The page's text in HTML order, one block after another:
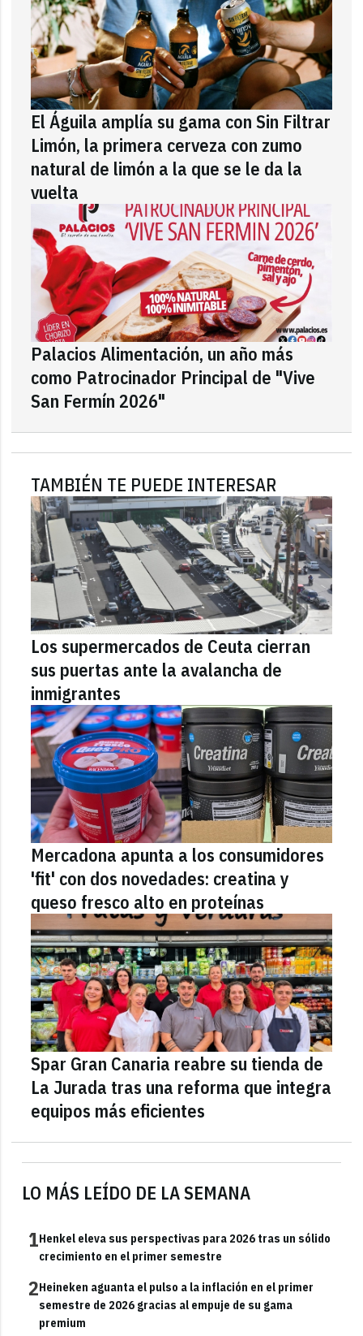
LO MÁS LEÍDO DE LA SEMANA
1Henkel eleva sus perspectivas para 2026 tras un sólido
crecimiento en el primer semestre
2Heineken aguanta el pulso a la inflación en el primer
semestre de 2026 gracias al empuje de su gama
premium
El Águila amplía su gama con Sin Filtrar
Limón, la primera cerveza con zumo
natural de limón a la que se le da la
vuelta
Palacios Alimentación, un año más
como Patrocinador Principal de "Vive
San Fermín 2026"
TAMBIÉN TE PUEDE INTERESAR
Los supermercados de Ceuta cierran
sus puertas ante la avalancha de
inmigrantes
Mercadona apunta a los consumidores
'fit' con dos novedades: creatina y
queso fresco alto en proteínas
Spar Gran Canaria reabre su tienda de
La Jurada tras una reforma que integra
equipos más eficientes